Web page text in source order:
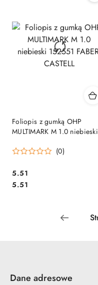
Foliopis z gumką OHP
MULTIMARK M 1.0 niebieski
(0)
Cena:
5.51
Cena:
5.51
Dane adresowe